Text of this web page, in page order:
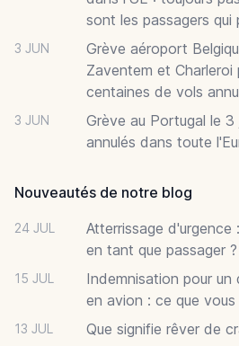
sont les passagers qui
3 JUN
Grève aéroport
Zaventem et Charleroi
centaines de vols
3 JUN
Grève au Portugal le
annulés dans toute
Nouveautés de notre blog
24 JUL
Atterrissage
en tant que passager ?
15 JUL
Indemnisation pour
en avion : ce que
13 JUL Que signifie rêver de